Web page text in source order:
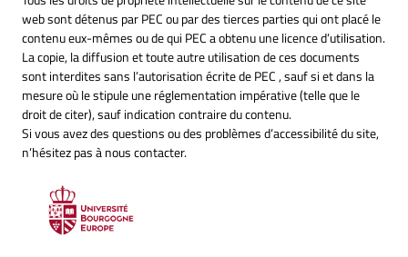
web sont détenus par PEC ou par des tierces parties qui ont placé le
contenu eux-mêmes ou de qui PEC a obtenu une licence d’utilisation.
La copie, la diffusion et toute autre utilisation de ces documents
sont interdites sans l’autorisation écrite de PEC , sauf si et dans la
mesure où le stipule une réglementation impérative (telle que le
droit de citer), sauf indication contraire du contenu.
Si vous avez des questions ou des problèmes d’accessibilité du site,
n’hésitez pas à nous contacter.